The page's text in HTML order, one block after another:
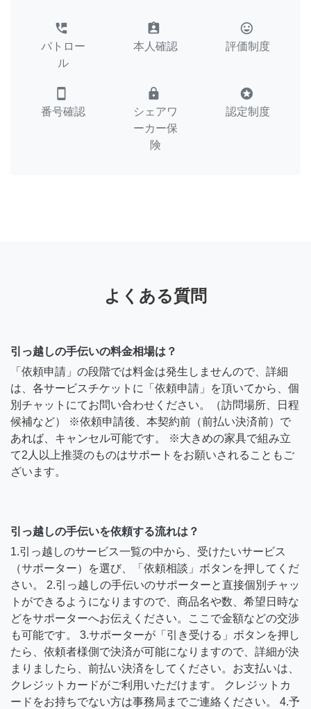
perm_phone_msg
パトロー
ル
assignment_ind
本人確認
tag_faces
評価制度
smartphone
番号確認
lock
シェアワ
ーカー保
険
stars
認定制度
よくある質問
引っ越しの手伝いの料金相場は？
「依頼申請」の段階では料金は発生しませんので、詳細
は、各サービスチケットに「依頼申請」を頂いてから、個
別チャットにてお問い合わせください。（訪問場所、日程
候補など） ※依頼申請後、本契約前（前払い決済前）で
あれば、キャンセル可能です。 ※大きめの家具で組み立
て2人以上推奨のものはサポートをお願いされることもご
ざいます。
引っ越しの手伝いを依頼する流れは？
1.引っ越しのサービス一覧の中から、受けたいサービス
（サポーター）を選び、「依頼相談」ボタンを押してくだ
さい。 2.引っ越しの手伝いのサポーターと直接個別チャッ
トができるようになりますので、商品名や数、希望日時な
どをサポーターへお伝えください。ここで金額などの交渉
も可能です。 3.サポーターが「引き受ける」ボタンを押し
たら、依頼者様側で決済が可能になりますので、詳細が決
まりましたら、前払い決済をしてください。お支払いは、
クレジットカードがご利用いただけます。 クレジットカ
ードをお持ちでない方は事務局までご連絡ください。 4.予